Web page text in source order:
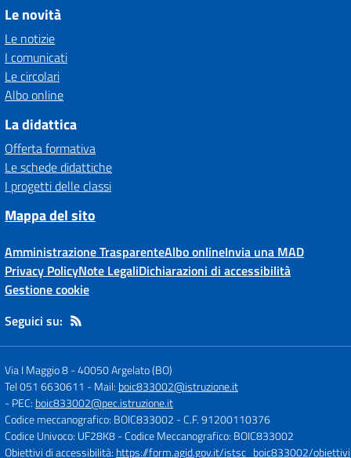
Le novità
Le notizie
I comunicati
Le circolari
Albo online
La didattica
Offerta formativa
Le schede didattiche
I progetti delle classi
Mappa del sito
Amministrazione TrasparenteAlbo onlineInvia una MAD
Privacy PolicyNote LegaliDichiarazioni di accessibilità
Gestione cookie
Seguici su:
Via I Maggio 8-40050 Argelato (BO)
Tel 051 6630611 - Mail: boic833002@istruzione.it
- PEC: boic833002@pec.istruzione.it
Codice meccanografico: BOIC833002 - C.F. 91200110376
Codice Univoco: UF28K8- Codice Meccanografico: BOIC833002
Obiettivi di accessibilità: https://form.agid.gov.it/istsc_boic833002/obiettivi